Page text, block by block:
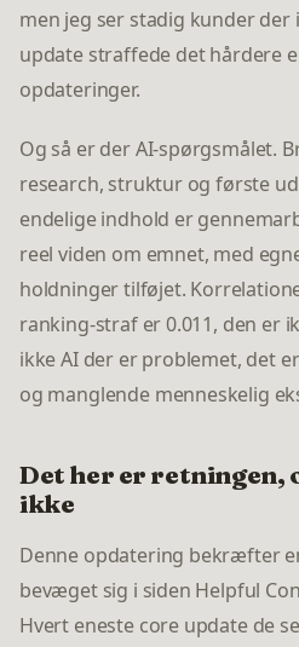
men jeg ser stadig kunder
update straffede det hårdere
opdateringer.
Og så er der AI-spørgsmålet.
research, struktur og første
endelige indhold er
reel viden om emnet, med
holdninger tilføjet.
ranking-straf er 0.011, den er
ikke AI der er problemet, det
og manglende menneskelig
Det her er retningen,
ikke
Denne opdatering bekræfter
bevæget sig i siden Helpful
Hvert eneste core update de